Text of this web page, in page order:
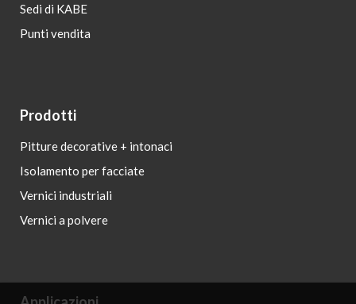
Sedi di KABE
Punti vendita
Prodotti
Pitture decorative + intonaci
Isolamento per facciate
Vernici industriali
Vernici a polvere